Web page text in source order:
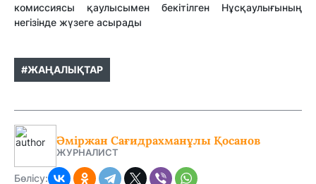
комиссиясы қаулысымен бекітілген Нұсқаулығының
негізінде жүзеге асырады
#ЖАҢАЛЫҚТАР
Әміржан Сағидрахманұлы Қосанов
ЖУРНАЛИСТ
Бөлісу: